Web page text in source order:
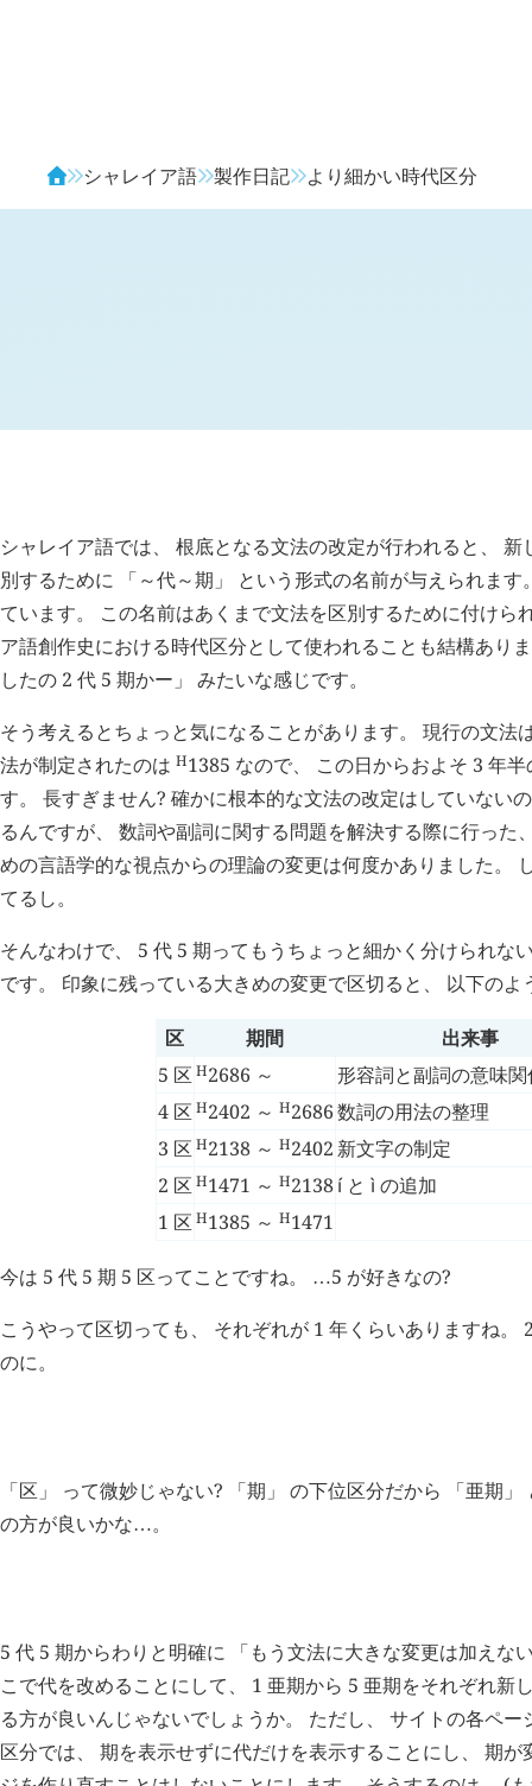
シャレイア語 製作日記 より細かい時代区分
シャレイア語では、 根底となる文法の改定が行われると、
別するために 「～代～期」 という形式の名前が与えられます
ています。 この名前はあくまで文法を区別するために付けら
ア語創作史における時代区分として使われることも結構あり
したの 2 代 5 期かー」 みたいな感じです。
そう考えるとちょっと気になることがあります。 現行の文法
法が制定されたのは H1385 なので、 この日からおよそ 3 年
す。 長すぎません? 確かに根本的な文法の改定はしていない
るんですが、 数詞や副詞に関する問題を解決する際に行った
めの言語学的な視点からの理論の変更は何度かありました。
てるし。
そんなわけで、 5 代 5 期ってもうちょっと細かく分けられな
です。 印象に残っている大きめの変更で区切ると、 以下のよ
区 期間
出来事
5 区 H2686 ～
形容詞と副詞の意味
4 区 H2402 ～ H2686数詞の用法の整理
3 区 H2138～ H2402 新文字の制定
2 区 H1471 ～ H2138 íと ì の追加
1 区 H1385 ～ H1471
今は 5 代 5 期 5 区ってことですね。 …5 が好きなの?
こうやって区切っても、 それぞれが 1 年くらいありますね。
のに。
「区」 って微妙じゃない? 「期」 の下位区分だから 「亜期
の方が良いかな…。
5 代 5 期からわりと明確に 「もう文法に大きな変更は加えな
こで代を改めることにして、 1 亜期から 5 亜期をそれぞれ新
る方が良いんじゃないでしょうか。 ただし、 サイトの各ペ
区分では、 期を表示せずに代だけを表示することにし、 期